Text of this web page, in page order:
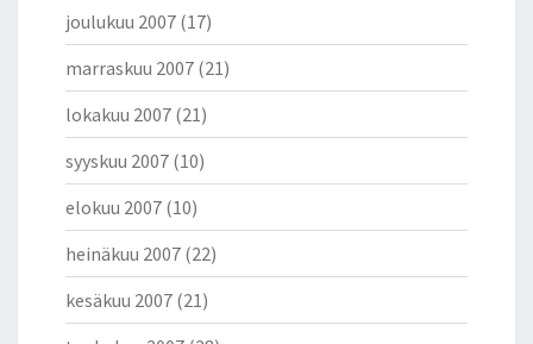
joulukuu 2007 (17)
marraskuu 2007 (21)
lokakuu 2007 (21)
syyskuu 2007 (10)
elokuu 2007 (10)
heinäkuu 2007 (22)
kesäkuu 2007 (21)